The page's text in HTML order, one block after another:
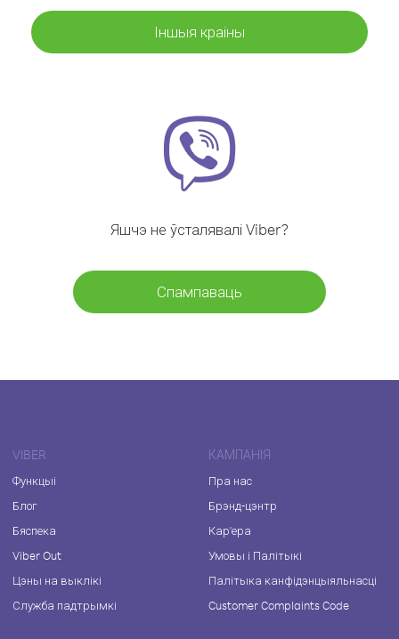
Іншыя краіны
Яшчэ не ўсталявалі Viber?
Спампаваць
VIBER
Функцыі
Блог
Бяспека
Viber Out
Цэны на выклікі
Служба падтрымкі
КАМПАНІЯ
Пра нас
Брэнд-цэнтр
Кар'ера
Умовы і Палітыкі
Палітыка канфідэнцыяльнасці
Customer Complaints Code